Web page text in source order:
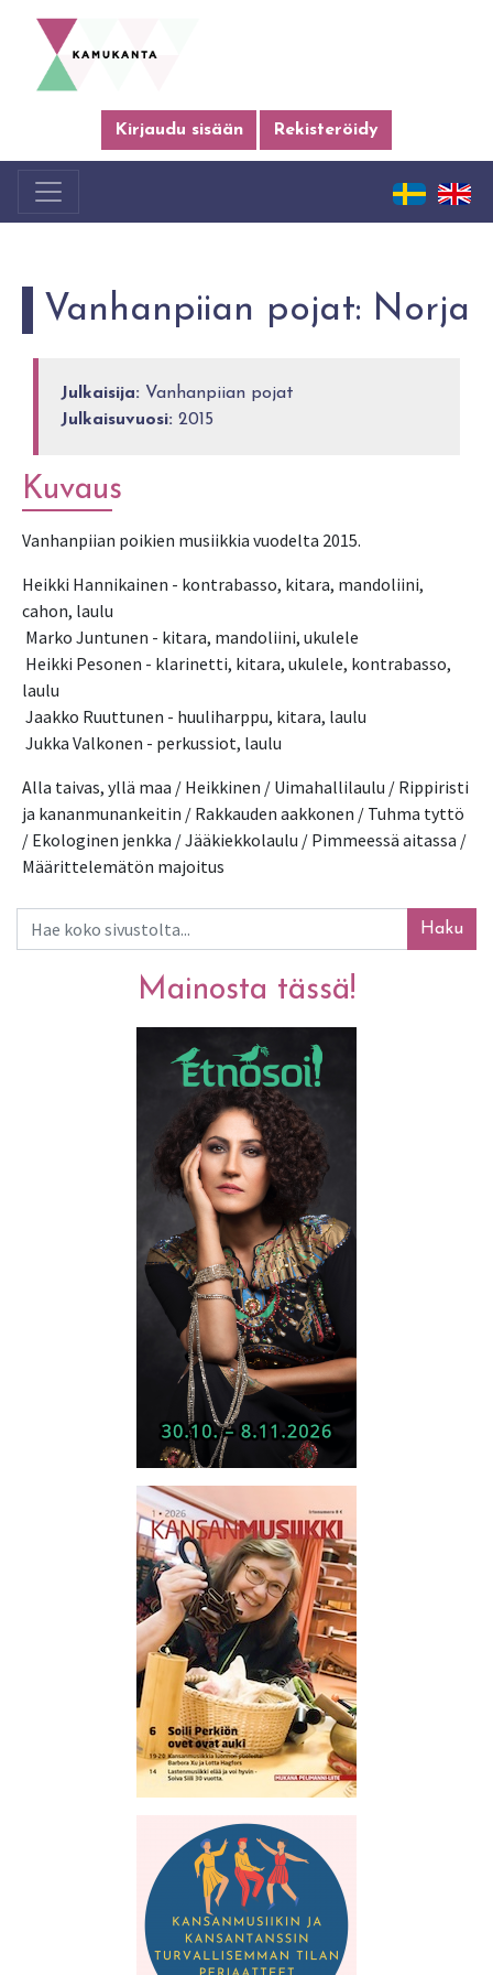
Kirjaudu sisään Rekisteröidy
Vanhanpiian pojat: Norja
Julkaisija: Vanhanpiian pojat
Julkaisuvuosi: 2015
Kuvaus
Vanhanpiian poikien musiikkia vuodelta 2015.
Heikki Hannikainen - kontrabasso, kitara, mandoliini,
cahon, laulu
Marko Juntunen - kitara, mandoliini, ukulele
laulu
Jaakko Ruuttunen - huuliharppu, kitara, laulu
Jukka Valkonen - perkussiot, laulu
Alla taivas, yllä maa / Heikkinen / Uimahallilaulu / Rippiristi
ja kananmunankeitin / Rakkauden aakkonen / Tuhma tyttö
/ Ekologinen jenkka / Jääkiekkolaulu / Pimmeessä aitassa /
Määrittelemätön majoitus
Haku
Mainosta tässä!